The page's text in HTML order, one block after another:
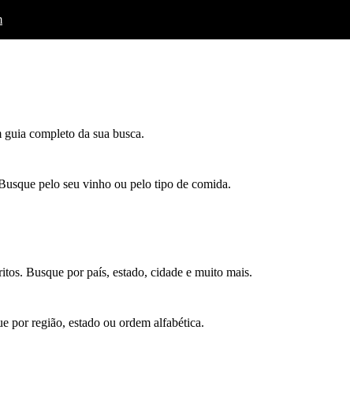
guia completo da sua busca.
pelo seu vinho ou pelo tipo de comida.
Busque por país, estado, cidade e muito mais.
por região, estado ou ordem alfabética.